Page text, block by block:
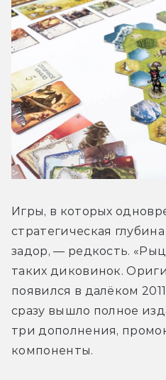
Игры, в которых
стратегическая
задор, — редкость.
таких диковинок.
появился в далёком
сразу вышло полное
три дополнения,
компоненты.